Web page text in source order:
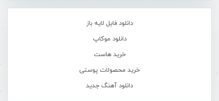
دانلود فایل لایه باز
دانلود موکاپ
خرید هاست
خرید محصولات پوستی
دانلود آهنگ جدید